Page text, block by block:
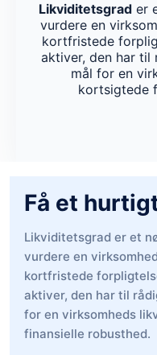
Likviditetsgrad er
vurdere en
kortfristede
aktiver, den har til
mål for en
kortsigtede
Få et
Likviditetsgrad er et
vurdere en
kortfristede
aktiver, den har til
for en virksomheds
finansielle robusthed.